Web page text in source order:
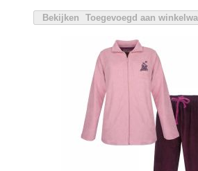
Bekijken Toegevoegd aan